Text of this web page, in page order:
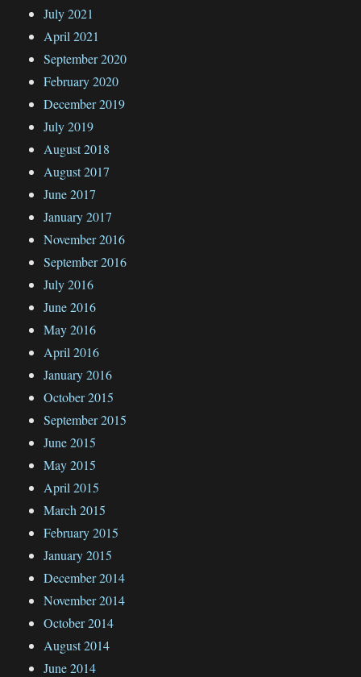
July 2021
April 2021
September 2020
February 2020
December 2019
July 2019
August 2018
August 2017
June 2017
January 2017
November 2016
September 2016
July 2016
June 2016
May 2016
April 2016
January 2016
October 2015
September 2015
June 2015
May 2015
April 2015
March 2015
February 2015
January 2015
December 2014
November 2014
October 2014
August 2014
June 2014